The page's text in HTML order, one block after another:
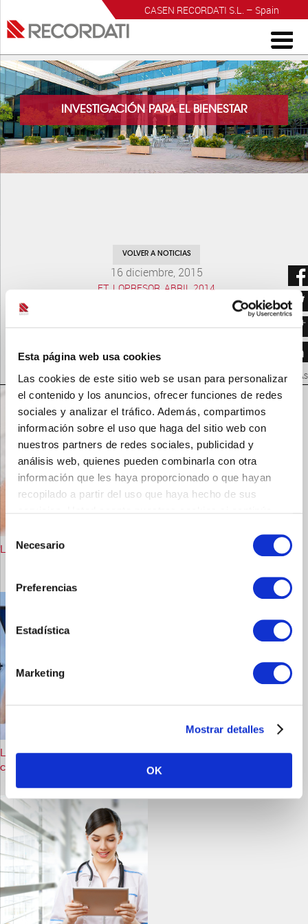
Esta página web usa cookies
Las cookies de este sitio web se usan para personalizar
el contenido y los anuncios, ofrecer funciones de redes
sociales y analizar el tráfico. Además, compartimos
información sobre el uso que haga del sitio web con
nuestros partners de redes sociales, publicidad y
análisis web, quienes pueden combinarla con otra
información que les haya proporcionado o que hayan
recopilado a partir del uso que haya hecho de sus
Selección
Necesario
Preferencias
Estadística
Marketing
Mostrar detalles
OK
CASEN RECORDATI S.L. – Spain
INVESTIGACIÓN PARA EL BIENESTAR
VOLVER A NOTICIAS
16 diciembre, 2015
FT_LOPRESOR_ABRIL 2014
NOTICIAS RELACIONADAS
Los wearables permiten una medicina más individualizada
La inteligencia artificial ayuda a tomar mejores decisiones
clínicas